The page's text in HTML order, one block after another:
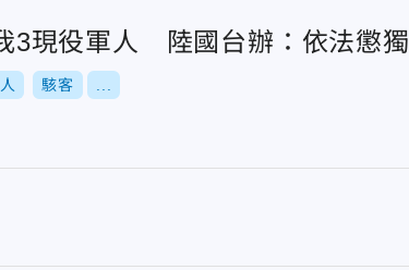
3現役軍人 陸國台辦：依法懲
駭客